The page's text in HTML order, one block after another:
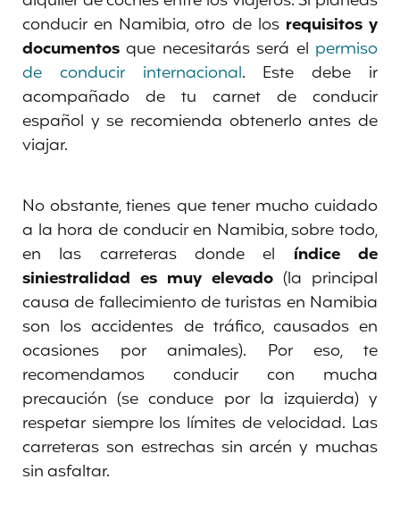
conducir en Namibia, otro de los requisitos y
documentos que necesitarás será el permiso
de conducir internacional. Este debe ir
acompañado de tu carnet de conducir
español y se recomienda obtenerlo antes de
viajar.
No obstante, tienes que tener mucho cuidado
a la hora de conducir en Namibia, sobre todo,
en las carreteras donde el índice de
siniestralidad es muy elevado (la principal
causa de fallecimiento de turistas en Namibia
son los accidentes de tráfico, causados en
ocasiones por animales). Por eso, te
recomendamos conducir con mucha
precaución (se conduce por la izquierda) y
respetar siempre los límites de velocidad. Las
carreteras son estrechas sin arcén y muchas
sin asfaltar.